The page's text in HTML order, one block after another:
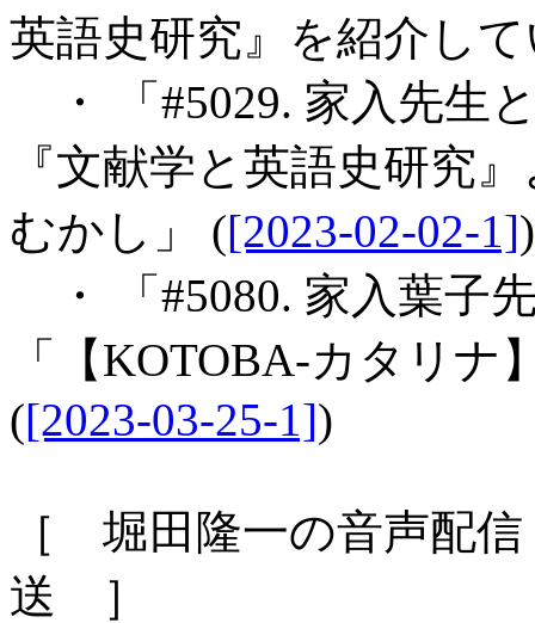
英語史研究』を紹介し
・ 「#5029. 家入先生
『文献学と英語史研究
むかし」 ([2023-02-02-1])
・ 「#5080. 家入葉子
「【KOTOBA-カタリ
([2023-03-25-1])
［ 堀田隆一の音声配信
送 ］